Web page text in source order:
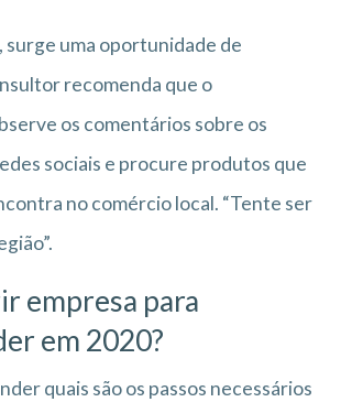
surge uma oportunidade de
recomenda que o
os comentários sobre os
sociais e procure produtos que
no comércio local. “Tente ser
empresa para
em 2020?
quais são os passos necessários